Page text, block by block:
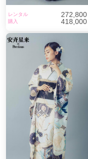
レンタル 272,800
購入
418,000